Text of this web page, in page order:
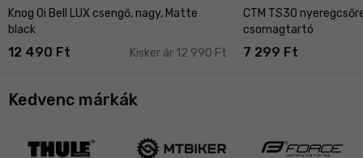
Knog Oi Bell LUX csengő, nagy, Matte
black
12 490 Ft Kisker ár 12 990 Ft
CTM TS30
csomagtartó
7 299 Ft
Kedvenc márkák